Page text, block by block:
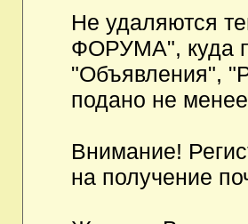
Не удаляются
ФОРУМА", куда
"Объявления",
подано не
Внимание!
на получение